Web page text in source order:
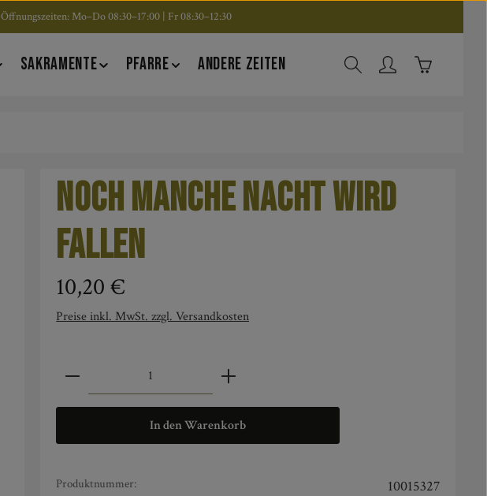
Öffnungszeiten: Mo–Do 08:30–17:00 | Fr 08:30–12:30
SAKRAMENTE PFARRE ANDERE ZEITEN Warenkorb
Noch manche Nacht wird
fallen
Regulärer Preis:
10,20 €
Preise inkl. MwSt. zzgl. Versandkosten
Produkt Anzahl: Gib den gewünschten Wert ein oder
In den Warenkorb
Produktnummer: 10015327